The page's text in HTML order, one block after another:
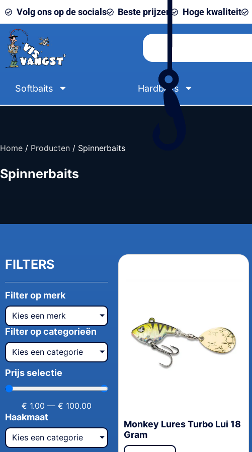
Volg ons op de socials Beste prijzen Hoge kwaliteit
Softbaits Hardbaits
Home / Producten / Spinnerbaits
Spinnerbaits
FILTERS
Filter op merk
Kies een merk
Filter op categorieën
Kies een categorie
Prijs selectie
€ 1.00 — € 100.00
Haakmaat
Kies een categorie
Monkey Lures Turbo Lui 18
Gram